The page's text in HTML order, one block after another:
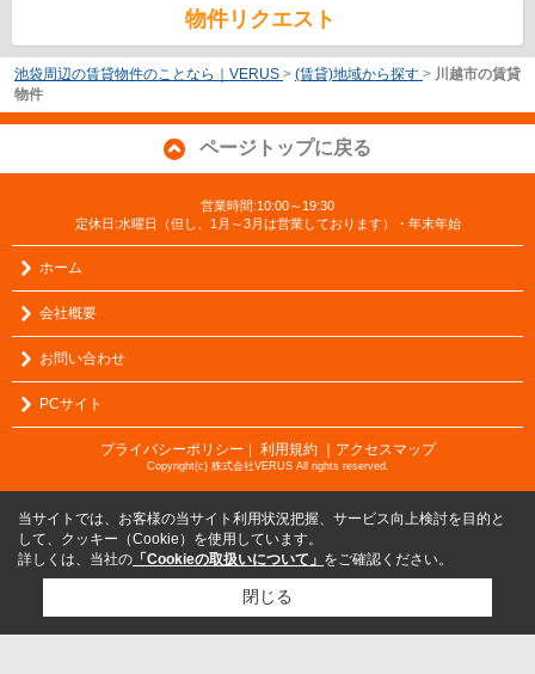
物件リクエスト
池袋周辺の賃貸物件のことなら｜VERUS > (賃貸)地域から探す > 川越市の賃貸
物件
ページトップに戻る
営業時間:10:00～19:30
定休日:水曜日（但し、1月～3月は営業しております）・年末年始
ホーム
会社概要
お問い合わせ
PCサイト
プライバシーポリシー ｜ 利用規約 ｜アクセスマップ
Copyright(c) 株式会社VERUS All rights reserved.
当サイトでは、お客様の当サイト利用状況把握、サービス向上検討を目的と
して、クッキー（Cookie）を使用しています。
詳しくは、当社の 「Cookieの取扱いについて」 をご確認ください。
閉じる